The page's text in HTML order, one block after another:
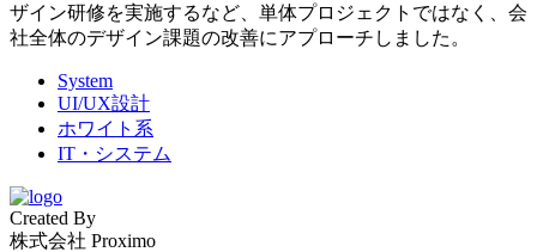
ザイン研修を実施するなど、単体プロジェクトではなく、会
社全体のデザイン課題の改善にアプローチしました。
System
UI/UX設計
ホワイト系
IT・システム
Created By
株式会社 Proximo